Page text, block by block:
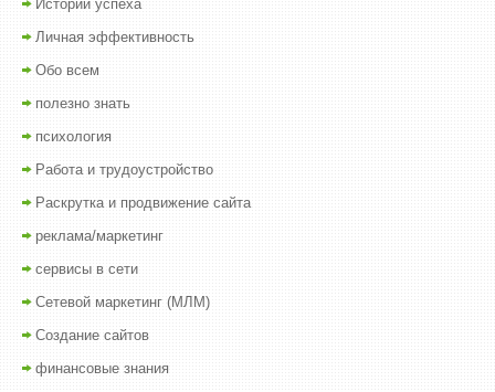
Истории успеха
Личная эффективность
Обо всем
полезно знать
психология
Работа и трудоустройство
Раскрутка и продвижение сайта
реклама/маркетинг
сервисы в сети
Сетевой маркетинг (МЛМ)
Создание сайтов
финансовые знания